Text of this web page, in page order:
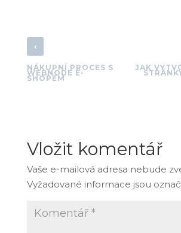
‹
NÁKUPNÍ PROCES S
WEBNODE E-
SHOPEM
JAK
Vložit komentář
Vaše e-mailová adresa nebude
Vyžadované informace jsou